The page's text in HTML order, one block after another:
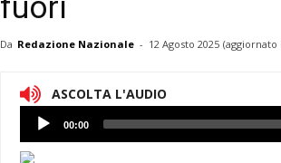
fuori
Da Redazione Nazionale - 12 Agosto 2025 (aggiornato
ASCOLTA L'AUDIO
Lettore
Audio
00:00